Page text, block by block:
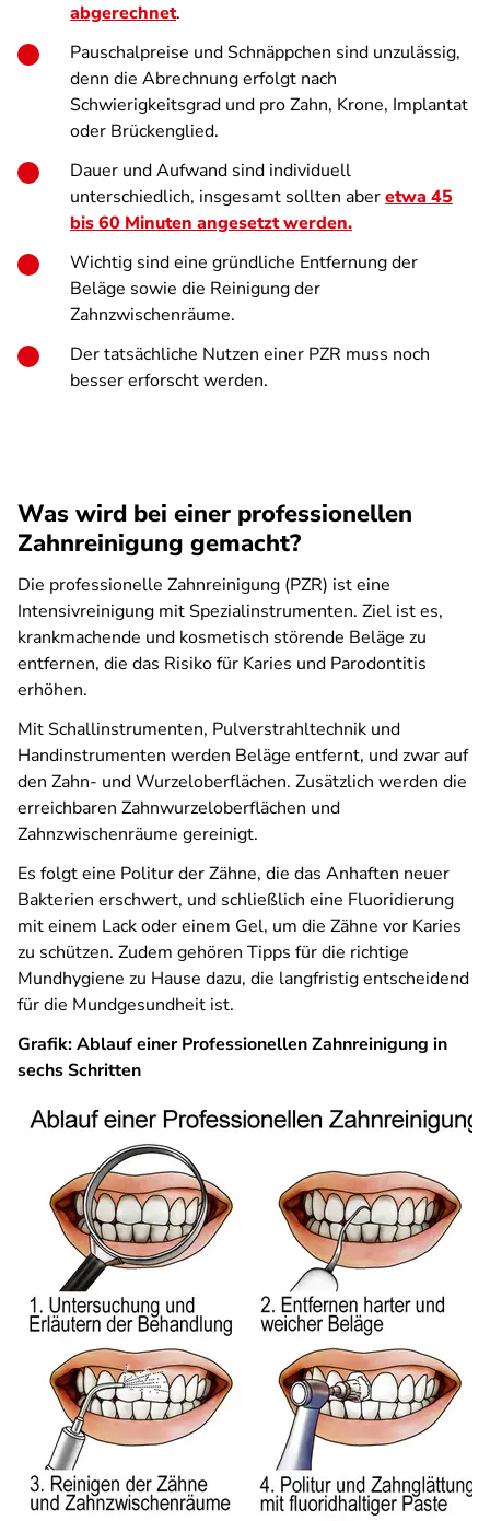
abgerechnet.
Pauschalpreise und Schnäppchen sind unzulässig,
denn die Abrechnung erfolgt nach
Schwierigkeitsgrad und pro Zahn, Krone, Implantat
oder Brückenglied.
Dauer und Aufwand sind individuell
unterschiedlich, insgesamt sollten aberetwa 45
bis 60 Minuten angesetzt werden.
Wichtig sind eine gründliche Entfernung der
Beläge sowie die Reinigung der
Zahnzwischenräume.
Der tatsächliche Nutzen einer PZR muss noch
besser erforscht werden.
Was wird bei einer professionellen
Zahnreinigung gemacht?
Die professionelle Zahnreinigung (PZR) ist eine
Intensivreinigung mit Spezialinstrumenten. Ziel ist es,
krankmachende und kosmetisch störende Beläge zu
entfernen, die das Risiko für Karies und Parodontitis
erhöhen.
Mit Schallinstrumenten, Pulverstrahltechnik und
Handinstrumenten werden Beläge entfernt, und zwar auf
den Zahn- und Wurzeloberflächen. Zusätzlich werden die
erreichbaren Zahnwurzeloberflächen und
Zahnzwischenräume gereinigt.
Es folgt eine Politur der Zähne, die das Anhaften neuer
Bakterien erschwert, und schließlich eine Fluoridierung
mit einem Lack oder einem Gel, um die Zähne vor Karies
zu schützen. Zudem gehören Tipps für die richtige
Mundhygiene zu Hause dazu, die langfristig entscheidend
für die Mundgesundheit ist.
Grafik: Ablauf einer Professionellen Zahnreinigung in
sechs Schritten